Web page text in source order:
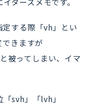
する際「vh」とい
きますが
被ってしまい、イマ
svh」「lvh」